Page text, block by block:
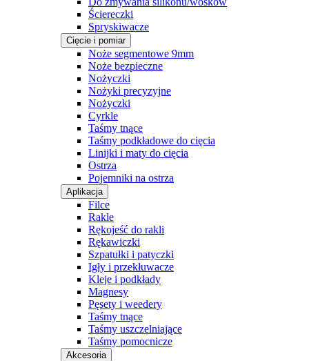
Ściereczki
Spryskiwacze
Cięcie i pomiar
Noże segmentowe 9mm
Noże bezpieczne
Nożyczki
Nożyki precyzyjne
Nożyczki
Cyrkle
Taśmy tnące
Taśmy podkładowe do cięcia
Linijki i maty do cięcia
Ostrza
Pojemniki na ostrza
Aplikacja
Filce
Rakle
Rękojeść do rakli
Rękawiczki
Szpatułki i patyczki
Igły i przekłuwacze
Kleje i podkłady
Magnesy
Pęsety i weedery
Taśmy tnące
Taśmy uszczelniające
Taśmy pomocnicze
Akcesoria